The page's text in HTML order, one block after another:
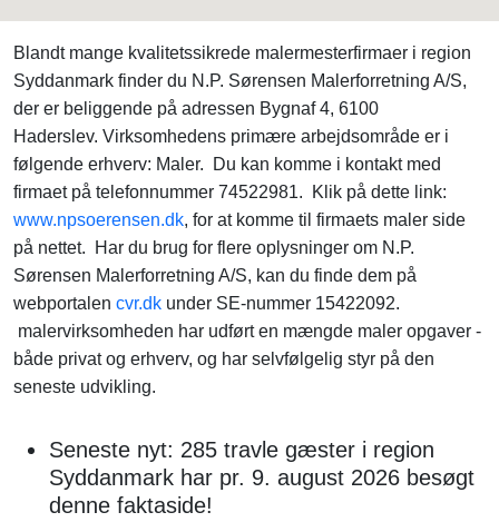
Blandt mange kvalitetssikrede malermesterfirmaer i region
Syddanmark finder du N.P. Sørensen Malerforretning A/S,
der er beliggende på adressen Bygnaf 4, 6100
Haderslev. Virksomhedens primære arbejdsområde er i
følgende erhverv: Maler. Du kan komme i kontakt med
firmaet på telefonnummer 74522981. Klik på dette link:
www.npsoerensen.dk, for at komme til firmaets maler side
på nettet. Har du brug for flere oplysninger om N.P.
Sørensen Malerforretning A/S, kan du finde dem på
webportalen cvr.dk under SE-nummer 15422092.
malervirksomheden har udført en mængde maler opgaver -
både privat og erhverv, og har selvfølgelig styr på den
seneste udvikling.
Seneste nyt: 285 travle gæster i region
Syddanmark har pr. 9. august 2026 besøgt
denne faktaside!